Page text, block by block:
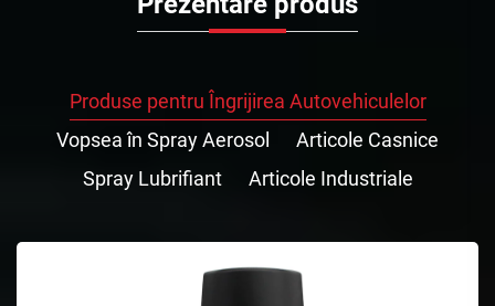
Produse pentru Îngrijirea Autovehiculelor
Vopsea în Spray Aerosol
Articole Casnice
Spray Lubrifiant
Articole Industriale